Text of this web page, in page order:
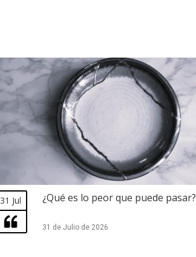
31 Jul ¿Qué es lo peor que puede pasar?
31 de Julio de 2026